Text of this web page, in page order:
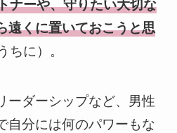
ナーや、守りたい大切な
遠くに置いておこうと思
ちに）。
ーダーシップなど、男性
自分には何のパワーもな